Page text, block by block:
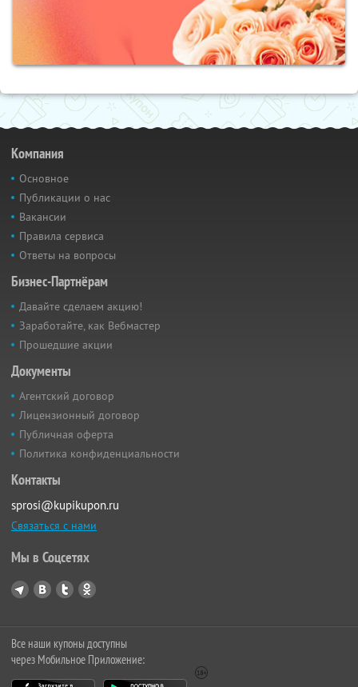
Компания
Основное
Публикации о нас
Вакансии
Правила сервиса
Ответы на вопросы
Бизнес-Партнёрам
Давайте сделаем акцию!
Заработайте, как Вебмастер
Прошедшие акции
Документы
Агентский договор
Лицензионный договор
Публичная оферта
Политика конфиденциальности
Контакты
sprosi@kupikupon.ru
Связаться с нами
Мы в Соцсетях
Все наши купоны доступны
через Мобильное Приложение: